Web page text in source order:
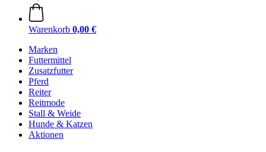
Warenkorb 0,00 €
Marken
Futtermittel
Zusatzfutter
Pferd
Reiter
Reitmode
Stall & Weide
Hunde & Katzen
Aktionen